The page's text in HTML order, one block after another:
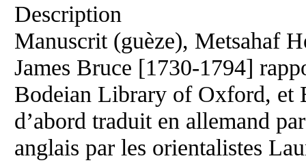
Description
Manuscrit (guèze), Metsahaf
James Bruce [1730-1794]
Bodeian Library of Oxford, et
d’abord traduit en allemand
anglais par les orientalistes